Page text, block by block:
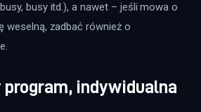
busy itd.), a nawet – jeśli mowa o
weselną, zadbać również o
indywidualna